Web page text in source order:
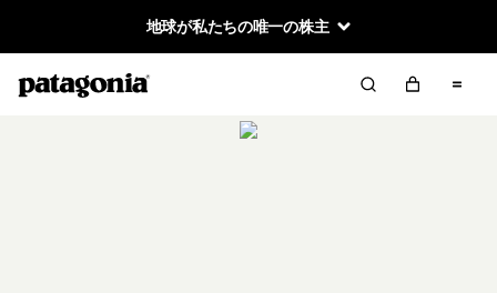
地球が私たちの唯一の株主